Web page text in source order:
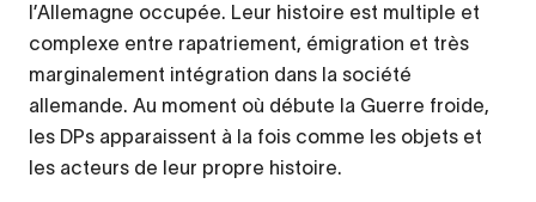
l’Allemagne occupée. Leur histoire est multiple et
complexe entre rapatriement, émigration et très
marginalement intégration dans la société
allemande. Au moment où débute la Guerre froide,
les DPs apparaissent à la fois comme les objets et
les acteurs de leur propre histoire.